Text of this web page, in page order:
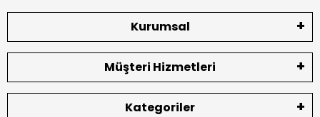
Kurumsal
Müşteri Hizmetleri
Kategoriler